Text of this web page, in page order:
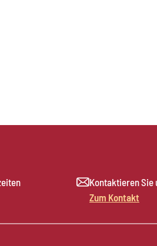
Kontaktieren Sie
Zum Kontakt